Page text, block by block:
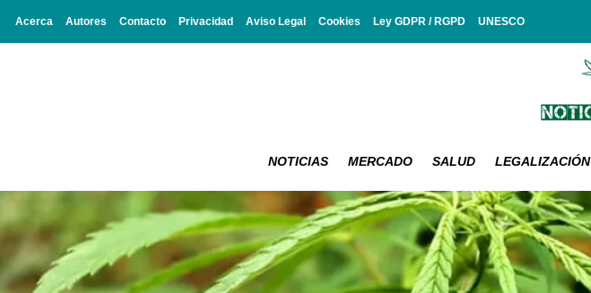
Acerca Autores Contacto Privacidad Aviso Legal Cookies Ley GDPR / RGPD UNESCO
NOTICIAS MERCADO SALUD LEGALIZACIÓN